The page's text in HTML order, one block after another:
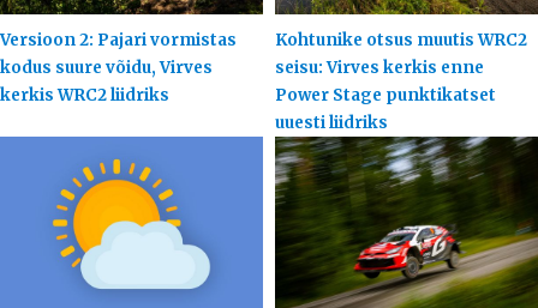
Versioon 2: Pajari vormistas
kodus suure võidu, Virves
kerkis WRC2 liidriks
Kohtunike otsus muutis WRC2
seisu: Virves kerkis enne
Power Stage punktikatset
uuesti liidriks